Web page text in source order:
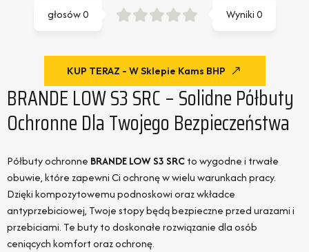
Wyniki0
głosów0
KUP TERAZ - W Sklepie Kams BHP
BRANDE LOW S3 SRC – Solidne Półbuty
Ochronne Dla Twojego Bezpieczeństwa
Półbuty ochronne BRANDE LOW S3 SRCto wygodne i trwałe
obuwie, które zapewni Ci ochronę w wielu warunkach pracy.
Dzięki kompozytowemu podnoskowi oraz wkładce
antyprzebiciowej, Twoje stopy będą bezpieczne przed urazami i
przebiciami. Te buty to doskonałe rozwiązanie dla osób
ceniących komfort oraz ochronę.